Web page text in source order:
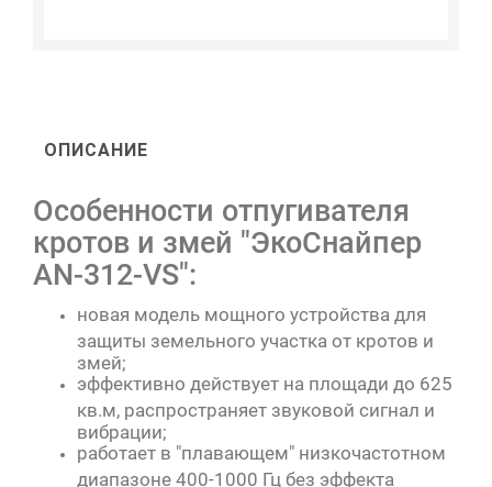
ОПИСАНИЕ
Особенности отпугивателя
кротов и змей "ЭкоСнайпер
AN-312-VS":
новая модель мощного устройства для
защиты земельного участка от кротов и
змей;
эффективно действует на площади до 625
кв.м, распространяет звуковой сигнал и
вибрации;
работает в "плавающем" низкочастотном
диапазоне 400-1000 Гц без эффекта